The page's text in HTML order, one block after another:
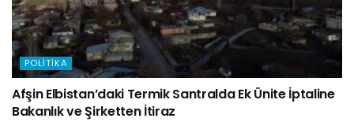
POLITIKA
Afşin Elbistan’daki Termik Santralda Ek Ünite İptaline
Bakanlık ve Şirketten İtiraz